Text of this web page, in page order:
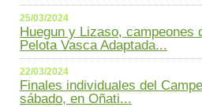
25/03/2024
Huegun y Lizaso, campeones
Pelota Vasca Adaptada...
22/03/2024
Finales individuales del
sábado, en Oñati...